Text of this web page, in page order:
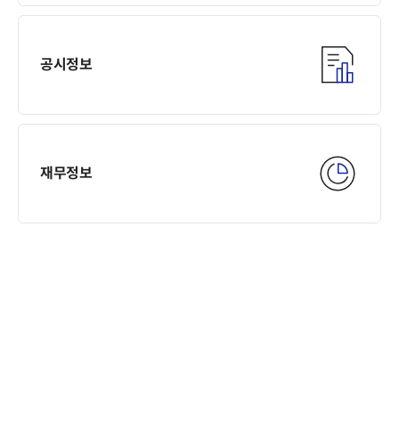
공시정보
재무정보